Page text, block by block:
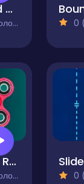
Fire And Water Falling
0
Endless Rotation - Spinner Challenge
0